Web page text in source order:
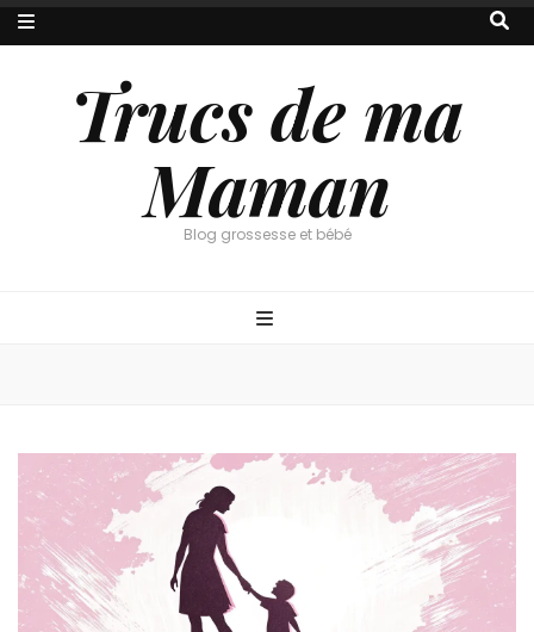
Trucs de ma
Maman
Blog grossesse et bébé